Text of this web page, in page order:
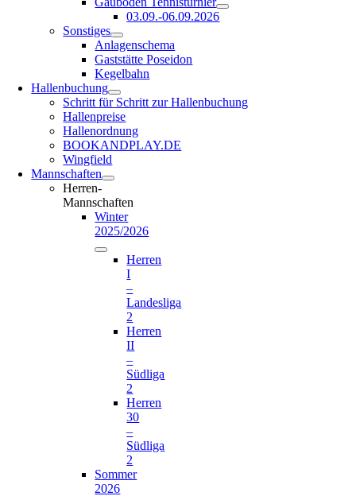
03.09.-06.09.2026
Sonstiges
Anlagenschema
Gaststätte Poseidon
Kegelbahn
Hallenbuchung
Schritt für Schritt zur Hallenbuchung
Hallenpreise
Hallenordnung
BOOKANDPLAY.DE
Wingfield
Mannschaften
Herren-
Mannschaften
Winter
2025/2026
Herren
I
–
Landesliga
2
Herren
II
–
Südliga
2
Herren
30
–
Südliga
2
Sommer
2026